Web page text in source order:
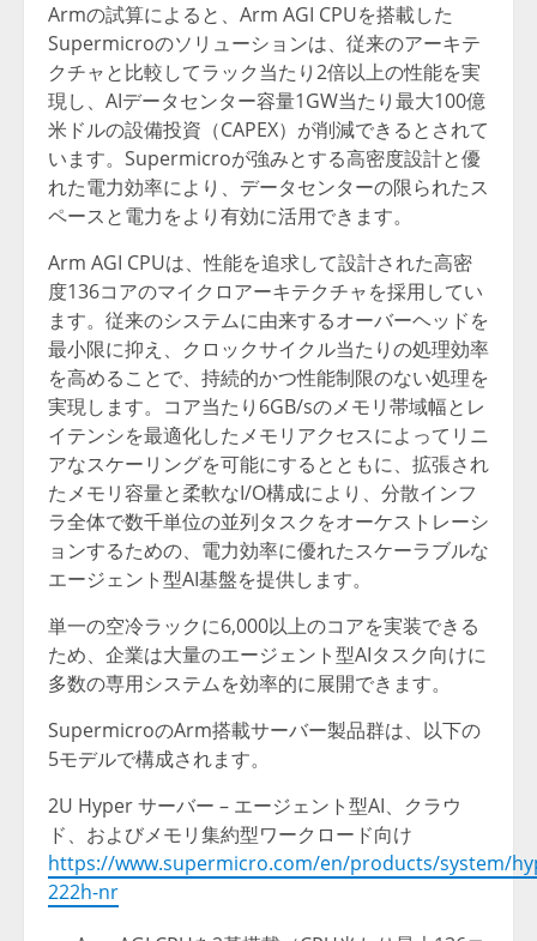
Armの試算によると、Arm AGI CPUを搭載した
Supermicroのソリューションは、従来のアーキテ
クチャと比較してラック当たり2倍以上の性能を実
現し、AIデータセンター容量1GW当たり最大100億
米ドルの設備投資（CAPEX）が削減できるとされて
います。Supermicroが強みとする高密度設計と優
れた電力効率により、データセンターの限られたス
ペースと電力をより有効に活用できます。
Arm AGI CPUは、性能を追求して設計された高密
度136コアのマイクロアーキテクチャを採用してい
ます。従来のシステムに由来するオーバーヘッドを
最小限に抑え、クロックサイクル当たりの処理効率
を高めることで、持続的かつ性能制限のない処理を
実現します。コア当たり6GB/sのメモリ帯域幅とレ
イテンシを最適化したメモリアクセスによってリニ
アなスケーリングを可能にするとともに、拡張され
たメモリ容量と柔軟なI/O構成により、分散インフ
ラ全体で数千単位の並列タスクをオーケストレーシ
ョンするための、電力効率に優れたスケーラブルな
エージェント型AI基盤を提供します。
単一の空冷ラックに6,000以上のコアを実装できる
ため、企業は大量のエージェント型AIタスク向けに
多数の専用システムを効率的に展開できます。
SupermicroのArm搭載サーバー製品群は、以下の
5モデルで構成されます。
2U Hyper サーバー – エージェント型AI、クラウ
ド、およびメモリ集約型ワークロード向け
https://www.supermicro.com/en/products/system/
222h-nr